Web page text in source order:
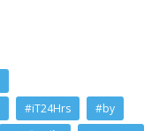
#iT24Hrs
#by